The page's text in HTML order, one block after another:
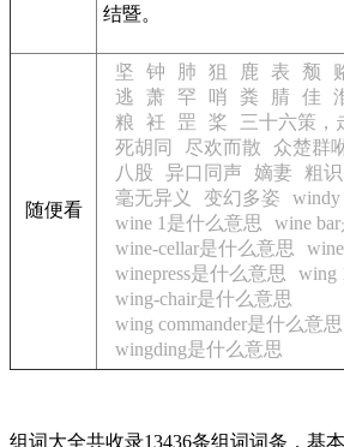
结暨。
随便看
坚 钟 肺 狙 鹿 表 颓
逃
萧 罕 哨 粪 腈 佳
粮
衽 罡 桨 三十六策，
死胡同
尽欢而散 众楚群
八股
异口同声 嫡妻 粗识
毫无异义
变幻多姿
windy
wine 1是什么意思
wine
wine-cellar是什么意思
winepress是什么意思
wing
wing-chair是什么意思
wing commander是什么意思
wingding是什么意思
组词大全共收录13436条组词词条，基